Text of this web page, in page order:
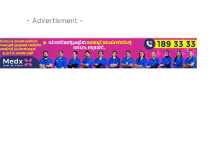
- Advertisment -